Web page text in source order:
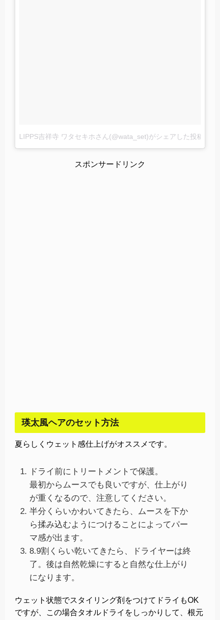
LIPPS吉祥寺 ワタセキホさん(@wata_set)がシェアした投稿
スポンサードリンク
瑛太風ヘアのセット方法
夏らしくウェット感仕上げがオススメです。
ドライ前にトリートメントで保護。
最初からムースでも良いですが、仕上がり
が重くなるので、注意してください。
半分くらいかわいてきたら、ムースを下か
ら揉み込むようにつけることによってパー
マ感が出ます。
8.9割くらい乾いてきたら、ドライヤーは終
了。後は自然乾燥にすると自然な仕上がり
になります。
ウェット状態でスタイリング剤をつけてドライもOK
ですが、この場合タオルドライをしっかりして、根元